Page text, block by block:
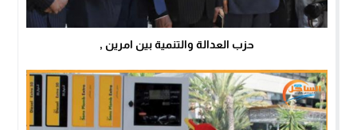
حزب العدالة والتنمية بين امرين ,